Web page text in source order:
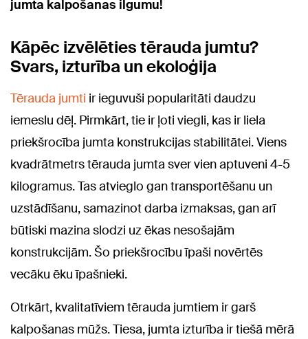
jumta kalpošanas ilgumu!
Kāpēc izvēlēties tērauda jumtu?
Svars, izturība un ekoloģija
Tērauda jumti ir ieguvuši popularitāti daudzu
iemeslu dēļ. Pirmkārt, tie ir ļoti viegli, kas ir liela
priekšrocība jumta konstrukcijas stabilitātei. Viens
kvadrātmetrs tērauda jumta sver vien aptuveni 4-5
kilogramus. Tas atvieglo gan transportēšanu un
uzstādīšanu, samazinot darba izmaksas, gan arī
būtiski mazina slodzi uz ēkas nesošajām
konstrukcijām. Šo priekšrocību īpaši novērtēs
vecāku ēku īpašnieki.
Otrkārt, kvalitatīviem tērauda jumtiem ir garš
kalpošanas mūžs. Tiesa, jumta izturība ir tiešā mērā